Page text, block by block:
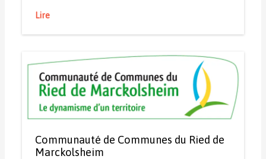
Lire
Communauté de Communes du Ried de
Marckolsheim